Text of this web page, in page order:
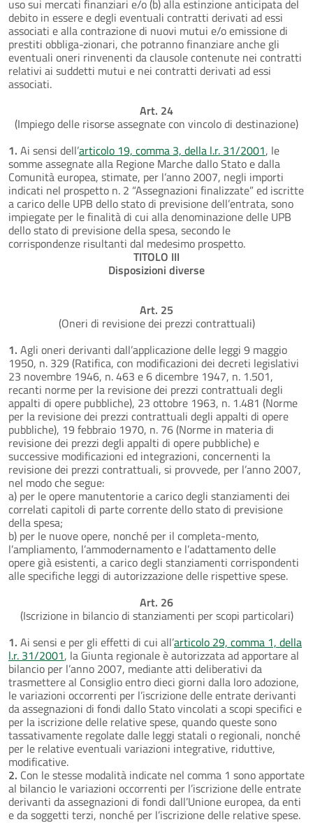
uso sui mercati finanziari e/o (b) alla estinzione anticipata del
debito in essere e degli eventuali contratti derivati ad essi
associati e alla contrazione di nuovi mutui e/o emissione di
prestiti obbliga-zionari, che potranno finanziare anche gli
eventuali oneri rinvenenti da clausole contenute nei contratti
relativi ai suddetti mutui e nei contratti derivati ad essi
associati.
Art. 24
(Impiego delle risorse assegnate con vincolo di destinazione)
1. Ai sensi dell’articolo 19, comma 3, della l.r. 31/2001, le
somme assegnate alla Regione Marche dallo Stato e dalla
Comunità europea, stimate, per l’anno 2007, negli importi
indicati nel prospetto n. 2 “Assegnazioni finalizzate” ed iscritte
a carico delle UPB dello stato di previsione dell’entrata, sono
impiegate per le finalità di cui alla denominazione delle UPB
dello stato di previsione della spesa, secondo le
corrispondenze risultanti dal medesimo prospetto.
TITOLO III
Disposizioni diverse
Art. 25
(Oneri di revisione dei prezzi contrattuali)
1. Agli oneri derivanti dall’applicazione delle leggi 9 maggio
1950, n. 329 (Ratifica, con modificazioni dei decreti legislativi
23 novembre 1946, n. 463 e 6 dicembre 1947, n. 1.501,
recanti norme per la revisione dei prezzi contrattuali degli
appalti di opere pubbliche), 23 ottobre 1963, n. 1.481 (Norme
per la revisione dei prezzi contrattuali degli appalti di opere
pubbliche), 19 febbraio 1970, n. 76 (Norme in materia di
revisione dei prezzi degli appalti di opere pubbliche) e
successive modificazioni ed integrazioni, concernenti la
revisione dei prezzi contrattuali, si provvede, per l’anno 2007,
nel modo che segue:
a) per le opere manutentorie a carico degli stanziamenti dei
correlati capitoli di parte corrente dello stato di previsione
della spesa;
b) per le nuove opere, nonché per il completa-mento,
l’ampliamento, l’ammodernamento e l’adattamento delle
opere già esistenti, a carico degli stanziamenti corrispondenti
alle specifiche leggi di autorizzazione delle rispettive spese.
Art. 26
(Iscrizione in bilancio di stanziamenti per scopi particolari)
1. Ai sensi e per gli effetti di cui all’articolo 29, comma 1, della
l.r. 31/2001, la Giunta regionale è autorizzata ad apportare al
bilancio per l’anno 2007, mediante atti deliberativi da
trasmettere al Consiglio entro dieci giorni dalla loro adozione,
le variazioni occorrenti per l’iscrizione delle entrate derivanti
da assegnazioni di fondi dallo Stato vincolati a scopi specifici e
per la iscrizione delle relative spese, quando queste sono
tassativamente regolate dalle leggi statali o regionali, nonché
per le relative eventuali variazioni integrative, riduttive,
modificative.
2. Con le stesse modalità indicate nel comma 1 sono apportate
al bilancio le variazioni occorrenti per l’iscrizione delle entrate
derivanti da assegnazioni di fondi dall’Unione europea, da enti
e da soggetti terzi, nonché per l’iscrizione delle relative spese.